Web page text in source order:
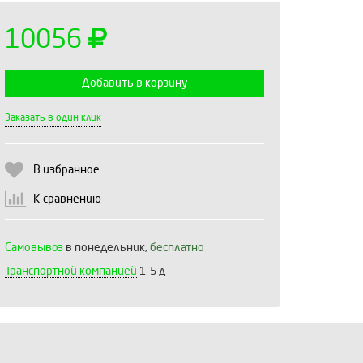
10056
Добавить в корзину
Заказать в один клик
В избранное
К сравнению
Самовывоз в понедельник, бесплатно
Транспортной компанией 1-5 д